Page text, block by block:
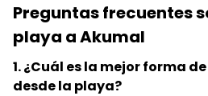
Preguntas frecuentes
playa a Akumal
1. ¿Cuál es la mejor forma
desde la playa?